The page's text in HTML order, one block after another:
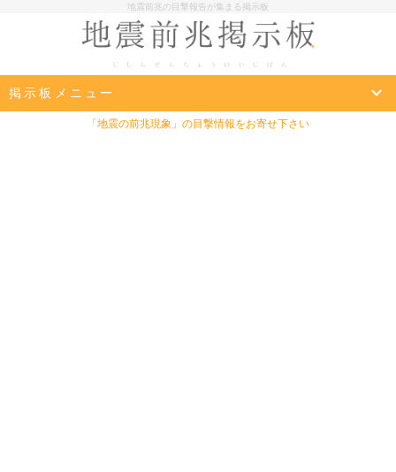
地震前兆の目撃報告が集まる掲示板
掲示板メニュー
「地震の前兆現象」の目撃情報をお寄せ下さい